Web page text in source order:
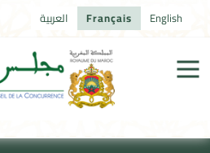
العربية Français English